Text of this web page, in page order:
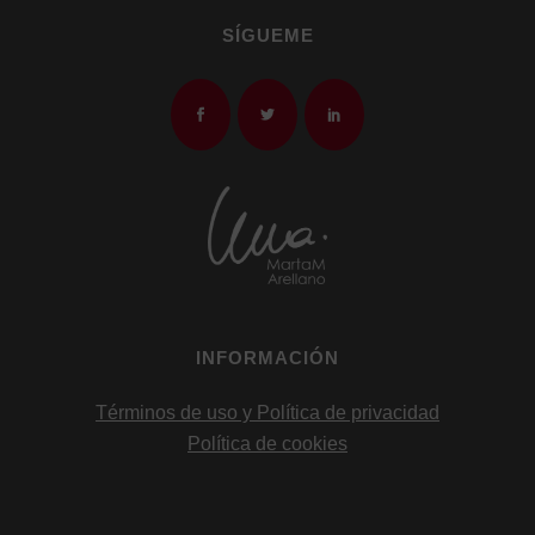
SÍGUEME
INFORMACIÓN
Términos de uso y Política de privacidad
Política de cookies